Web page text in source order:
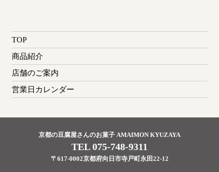
TOP
商品紹介
店舗のご案内
営業日カレンダー
京都の豆腐屋さんのお菓子 AMAIMON KYUZAYA
TEL 075-748-9311
〒617-0002京都府向日市寺戸町永田22-12